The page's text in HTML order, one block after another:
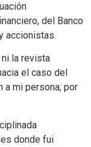
del Banco
accionistas.
la revista
el caso del
a mi persona; por
donde fui